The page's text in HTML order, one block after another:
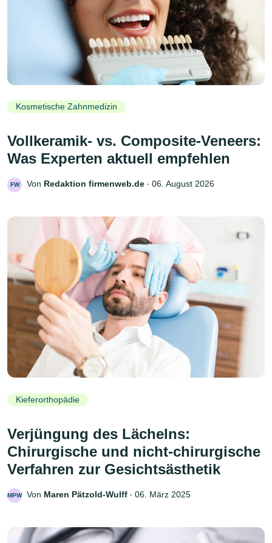
Kosmetische Zahnmedizin
Vollkeramik- vs. Composite-Veneers:
Was Experten aktuell empfehlen
FW Von Redaktion firmenweb.de ‧ 06. August 2026
Kieferorthopädie
Verjüngung des Lächelns:
Chirurgische und nicht-chirurgische
Verfahren zur Gesichtsästhetik
MPW Von Maren Pätzold-Wulff ‧ 06. März 2025